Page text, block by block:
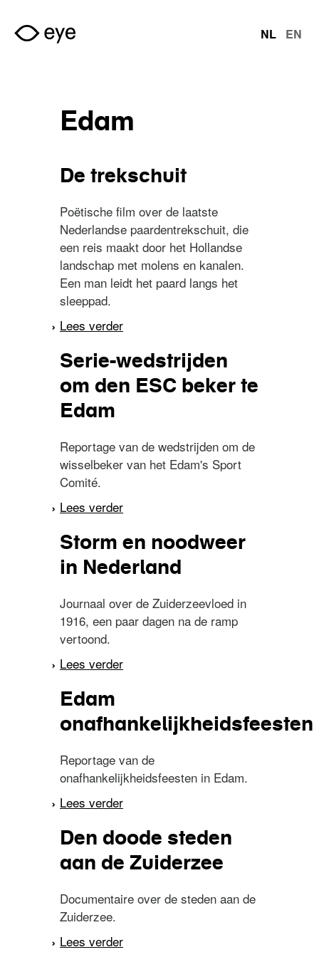
Overslaan en naar de inhoud gaan
talen
NL EN
Edam
De trekschuit
Poëtische film over de laatste
Nederlandse paardentrekschuit, die
een reis maakt door het Hollandse
landschap met molens en kanalen.
Een man leidt het paard langs het
sleeppad.
Lees verder
Serie-wedstrijden
om den ESC beker te
Edam
Reportage van de wedstrijden om de
wisselbeker van het Edam's Sport
Comité.
Lees verder
Edam
Storm en noodweer
in Nederland
Journaal over de Zuiderzeevloed in
1916, een paar dagen na de ramp
vertoond.
Lees verder
Edam
onafhankelijkheidsfeesten
Reportage van de
onafhankelijkheidsfeesten in Edam.
Lees verder
Den doode steden
aan de Zuiderzee
Documentaire over de steden aan de
Zuiderzee.
Lees verder